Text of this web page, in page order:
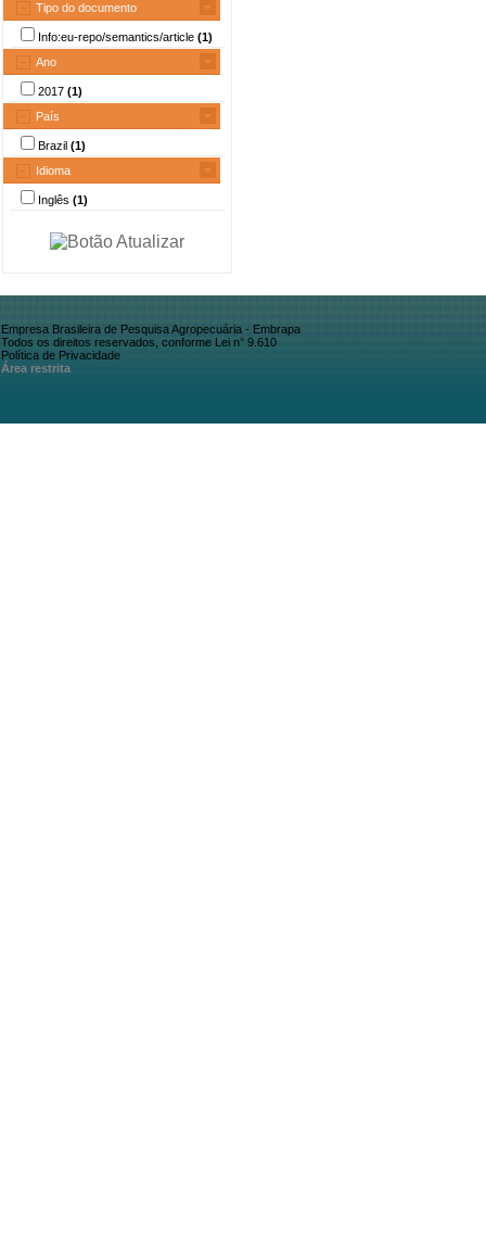
Tipo do documento
Info:eu-repo/semantics/article (1)
Ano
2017 (1)
País
Brazil (1)
Idioma
Inglês (1)
Empresa Brasileira de Pesquisa Agropecuária - Embrapa
Todos os direitos reservados, conforme Lei n° 9.610
Política de Privacidade
Área restrita